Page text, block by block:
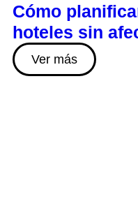
Cómo
hoteles sin
Ver más